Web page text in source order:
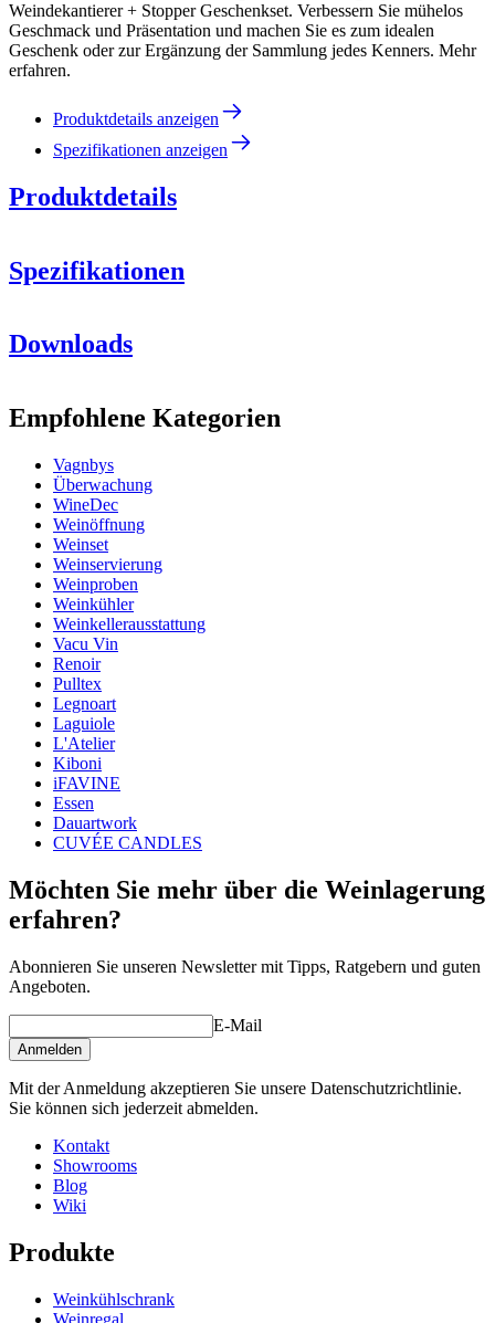
Weindekantierer + Stopper Geschenkset. Verbessern Sie mühelos
Geschmack und Präsentation und machen Sie es zum idealen
Geschenk oder zur Ergänzung der Sammlung jedes Kenners. Mehr
erfahren.
Produktdetails anzeigen
Spezifikationen anzeigen
Produktdetails
rostfreiem Stahl
Spezifikationen
Produktnummer
Gewicht (kg) 3
Breite (cm)
Tiefe (cm)30
Downloads
Empfohlene Kategorien
Vagnbys
Überwachung
WineDec
Weinöffnung
Weinset
Weinservierung
Weinproben
Weinkühler
Weinkellerausstattung
Vacu Vin
Renoir
Pulltex
Legnoart
Laguiole
L'Atelier
Kiboni
iFAVINE
Essen
Dauartwork
CUVÉE CANDLES
Möchten Sie mehr über die Weinlagerung
erfahren?
Abonnieren Sie unseren Newsletter mit Tipps, Ratgebern und guten
Angeboten.
E-Mail
Anmelden
Mit der Anmeldung akzeptieren Sie unsere Datenschutzrichtlinie.
Sie können sich jederzeit abmelden.
Kontakt
Showrooms
Blog
Wiki
Produkte
Weinkühlschrank
Weinregal